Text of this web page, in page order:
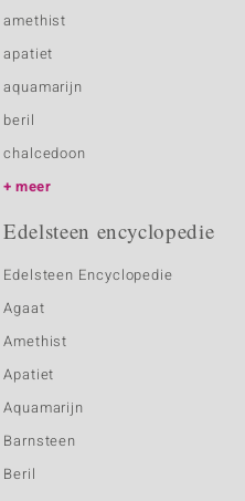
amethist
apatiet
aquamarijn
beril
chalcedoon
meer
Edelsteen encyclopedie
Edelsteen Encyclopedie
Agaat
Amethist
Apatiet
Aquamarijn
Barnsteen
Beril